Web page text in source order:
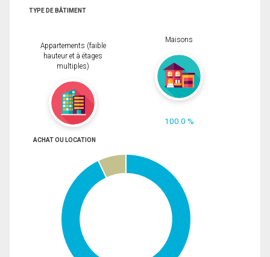
TYPE DE BÂTIMENT
Appartements (faible
hauteur et à étages
multiples)
Maisons
100.0 %
ACHAT OU LOCATION